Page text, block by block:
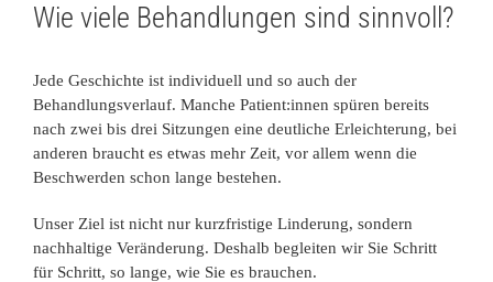
Wie viele Behandlungen sind sinnvoll?
Jede Geschichte ist individuell und so auch der
Behandlungsverlauf. Manche Patient:innen spüren bereits
nach zwei bis drei Sitzungen eine deutliche Erleichterung, bei
anderen braucht es etwas mehr Zeit, vor allem wenn die
Beschwerden schon lange bestehen.
Unser Ziel ist nicht nur kurzfristige Linderung, sondern
nachhaltige Veränderung. Deshalb begleiten wir Sie Schritt
für Schritt, so lange, wie Sie es brauchen.